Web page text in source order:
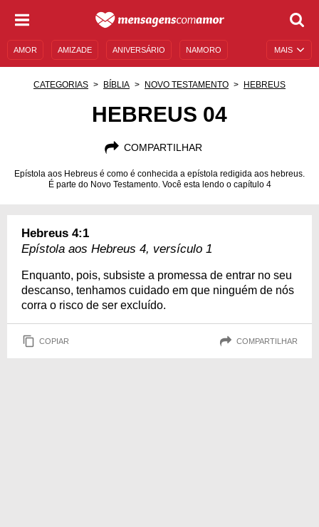
MAIS
AMOR AMIZADE ANIVERSÁRIO NAMORO
CATEGORIAS BÍBLIA NOVO TESTAMENTO HEBREUS
HEBREUS 04
COMPARTILHAR
Epístola aos Hebreus é como é conhecida a epístola redigida aos hebreus.
É parte do Novo Testamento. Você esta lendo o capítulo 4
Hebreus 4:1
Epístola aos Hebreus 4, versículo 1
Enquanto, pois, subsiste a promessa de entrar no seu
descanso, tenhamos cuidado em que ninguém de nós
corra o risco de ser excluído.
COPIAR COMPARTILHAR